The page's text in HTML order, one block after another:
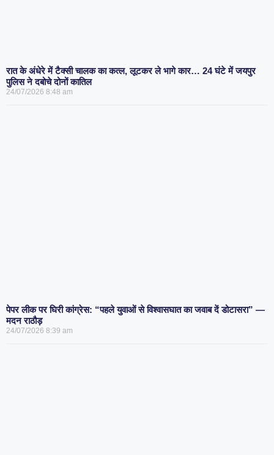
रात के अंधेरे में टैक्सी चालक का कत्ल, लूटकर ले भागे कार… 24 घंटे में जयपुर
पुलिस ने दबोचे दोनों कातिल
24/07/2026 8:48 am
पेपर लीक पर घिरी कांग्रेस: “पहले युवाओं से विश्वासघात का जवाब दें डोटासरा” —
मदन राठौड़
24/07/2026 8:39 am